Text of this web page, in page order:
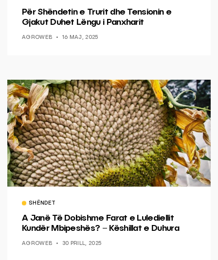
Për Shëndetin e Trurit dhe Tensionin e
Gjakut Duhet Lëngu i Panxharit
AGROWEB 16 MAJ, 2025
SHËNDET
A Janë Të Dobishme Farat e Lulediellit
Kundër Mbipeshës? – Këshillat e Duhura
AGROWEB 30 PRILL, 2025